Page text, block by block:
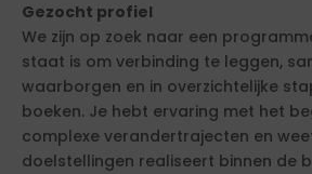
Gezocht profiel
We zijn op zoek naar een
staat is om verbinding te leggen,
waarborgen en in overzichtelijke
boeken. Je hebt ervaring met het
complexe verandertrajecten en
doelstellingen realiseert binnen de